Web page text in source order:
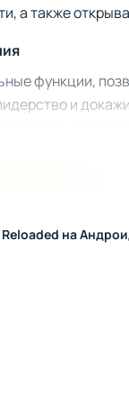
а также
функции,
и
на